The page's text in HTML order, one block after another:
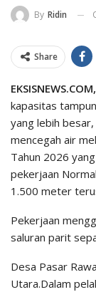
By Ridin
Share
kapasitas
yang lebih
mencegah air
Tahun 2026
pekerjaan
1.500 meter
Pekerjaan
saluran parit
Desa Pasar
Utara.Dalam